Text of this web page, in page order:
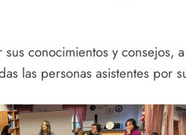
conocimientos y consejos,
las personas asistentes por